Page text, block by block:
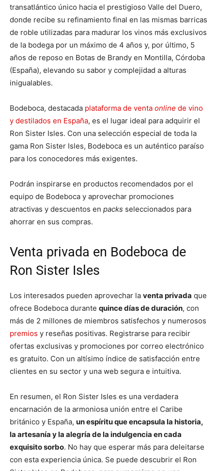
transatlántico único hacia el prestigioso Valle del Duero,
donde recibe su refinamiento final en las mismas barricas
de roble utilizadas para madurar los vinos más exclusivos
de la bodega por un máximo de 4 años y, por último, 5
años de reposo en Botas de Brandy en Montilla, Córdoba
(España), elevando su sabor y complejidad a alturas
inigualables.
Bodeboca, destacada plataforma de venta online de vino
y destilados en España, es el lugar ideal para adquirir el
Ron Sister Isles. Con una selección especial de toda la
gama Ron Sister Isles, Bodeboca es un auténtico paraíso
para los conocedores más exigentes.
Podrán inspirarse en productos recomendados por el
equipo de Bodeboca y aprovechar promociones
atractivas y descuentos en packs seleccionados para
ahorrar en sus compras.
Venta privada en Bodeboca de
Ron Sister Isles
Los interesados pueden aprovechar la venta privada que
ofrece Bodeboca durante quince días de duración, con
más de 2 millones de miembros satisfechos y numerosos
premios y reseñas positivas. Registrarse para recibir
ofertas exclusivas y promociones por correo electrónico
es gratuito. Con un altísimo índice de satisfacción entre
clientes en su sector y una web segura e intuitiva.
En resumen, el Ron Sister Isles es una verdadera
encarnación de la armoniosa unión entre el Caribe
británico y España, un espíritu que encapsula la historia,
la artesanía y la alegría de la indulgencia en cada
exquisito sorbo. No hay que esperar más para deleitarse
con esta experiencia única. Se puede descubrir el Ron